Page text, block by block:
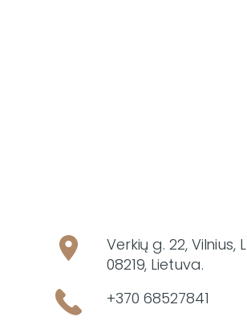
Verkių g. 22, Vilnius,
08219, Lietuva.
+370 68527841